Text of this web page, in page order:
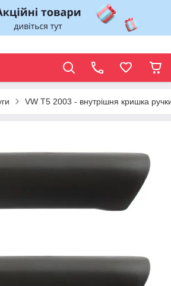
VW T5 2003 - внутрішня кришка